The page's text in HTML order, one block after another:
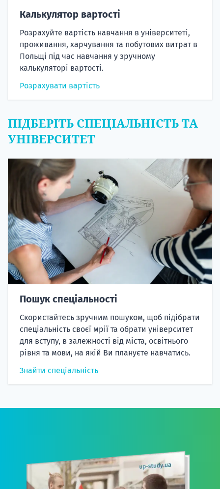
Калькулятор вартості
Розрахуйте вартість навчання в університеті,
проживання, харчування та побутових витрат в
Польщі під час навчання у зручному
калькуляторі вартості.
Розрахувати вартість
ПІДБЕРІТЬ СПЕЦІАЛЬНІСТЬ ТА
УНІВЕРСИТЕТ
Пошук спеціальності
Скористайтесь зручним пошуком, щоб підібрати
спеціальність своєї мрії та обрати університет
для вступу, в залежності від міста, освітнього
рівня та мови, на якій Ви плануєте навчатись.
Знайти спеціальність